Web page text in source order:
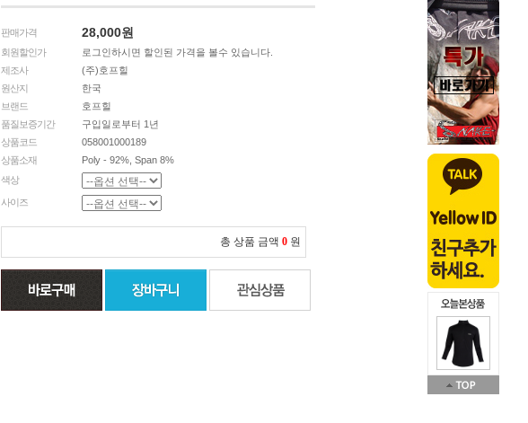
판매가격 28,000원
회원할인가
로그인하시면 할인된 가격을 볼수 있습니다.
제조사
(주)호프힐
원산지
한국
브랜드
호프힐
품질보증기간
구입일로부터 1년
상품코드
058001000189
상품소재
Poly - 92%, Span 8%
색상
사이즈
총 상품 금액 0 원